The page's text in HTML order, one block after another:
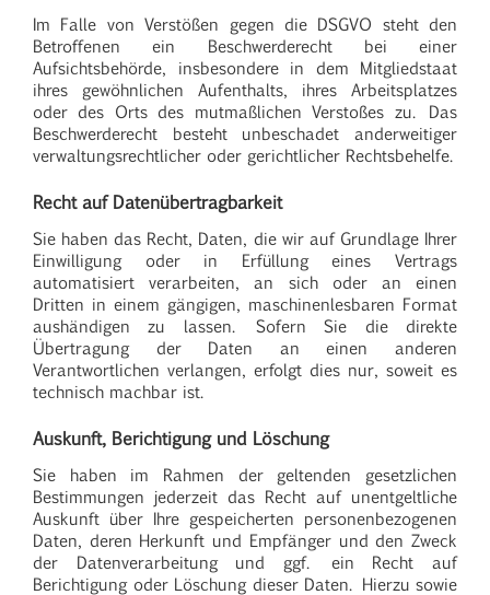
Im Falle von Verstößen gegen die DSGVO steht den
Betroffenen ein Beschwerderecht bei einer
Aufsichtsbehörde, insbesondere in dem Mitgliedstaat
ihres gewöhnlichen Aufenthalts, ihres Arbeitsplatzes
oder des Orts des mutmaßlichen Verstoßes zu. Das
Beschwerderecht besteht unbeschadet anderweitiger
verwaltungsrechtlicher oder gerichtlicher Rechtsbehelfe.
Recht auf Daten­übertrag­barkeit
Sie haben das Recht, Daten, die wir auf Grundlage Ihrer
Einwilligung oder in Erfüllung eines Vertrags
automatisiert verarbeiten, an sich oder an einen
Dritten in einem gängigen, maschinenlesbaren Format
aushändigen zu lassen. Sofern Sie die direkte
Übertragung der Daten an einen anderen
Verantwortlichen verlangen, erfolgt dies nur, soweit es
technisch machbar ist.
Auskunft, Berichtigung und Löschung
Sie haben im Rahmen der geltenden gesetzlichen
Bestimmungen jederzeit das Recht auf unentgeltliche
Auskunft über Ihre gespeicherten personenbezogenen
Daten, deren Herkunft und Empfänger und den Zweck
der Datenverarbeitung und ggf. ein Recht auf
Berichtigung oder Löschung dieser Daten. Hierzu sowie